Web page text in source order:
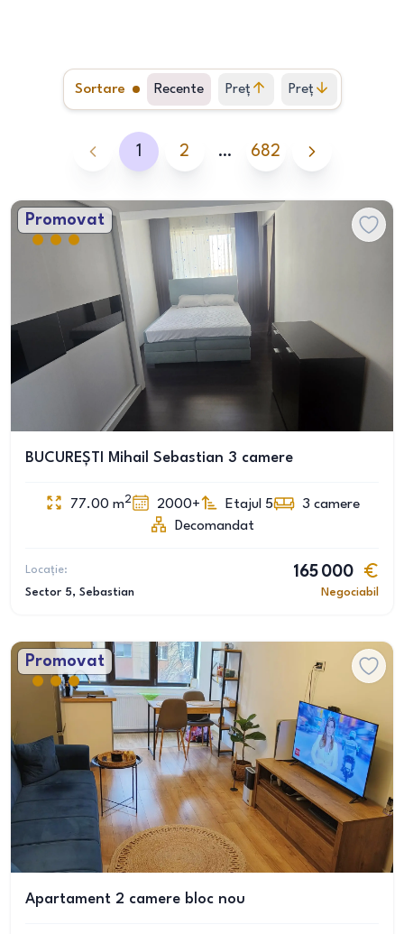
Sortare Recente Preț
crescător
Preț
descrescător
1 2 … 682
Promovat
BUCUREȘTI Mihail Sebastian 3 camere
77.00 m2 2000+ Etajul 5 3 camere
Decomandat
Locație:
Sector 5, Sebastian
165 000
Negociabil
Promovat
Apartament 2 camere bloc nou